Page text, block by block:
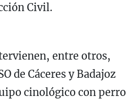
Civil.
entre otros,
de Cáceres y Badajoz
cinológico con perro